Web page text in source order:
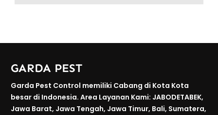
GARDA PEST
Garda Pest Control memiliki Cabang di Kota Kota
besar di Indonesia. Area Layanan Kami: JABODETABEK,
Jawa Barat, Jawa Tengah, Jawa Timur, Bali, Sumatera,